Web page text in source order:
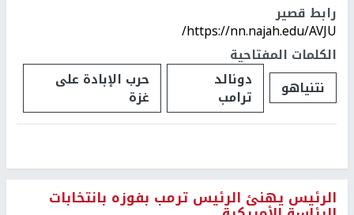
رابط قصير
https://nn.najah.edu/AVJU/
الكلمات المفتاحية
نتنياهو
دونالد
ترامب
حرب الإبادة على
غزة
الرئيس يهنئ الرئيس ترمب بفوزه بانتخابات